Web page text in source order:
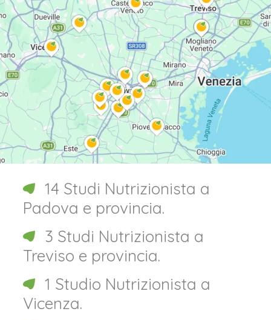
14 Studi Nutrizionista a
Padova e provincia.
3 Studi Nutrizionista a
Treviso e provincia.
1 Studio Nutrizionista a
Vicenza.